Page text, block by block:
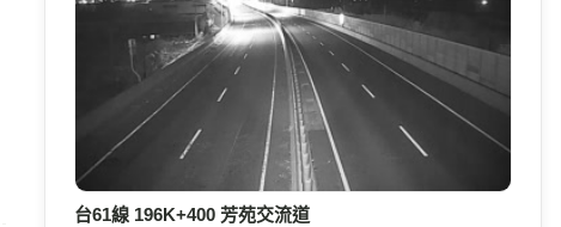
台61線 196K+400 芳苑交流道